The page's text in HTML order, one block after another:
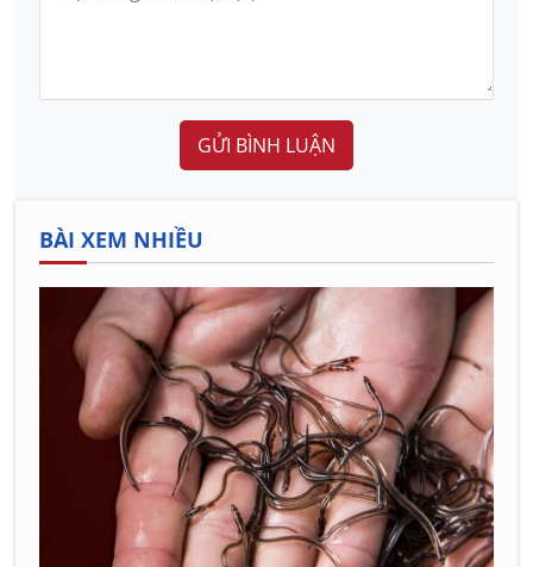
GỬI BÌNH LUẬN
BÀI XEM NHIỀU